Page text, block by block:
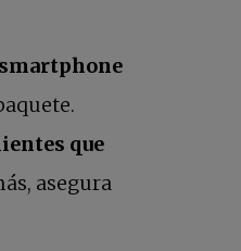
que
asegura